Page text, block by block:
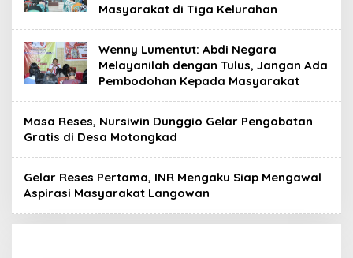
Masyarakat di Tiga Kelurahan
Wenny Lumentut: Abdi Negara
Melayanilah dengan Tulus, Jangan Ada
Pembodohan Kepada Masyarakat
Masa Reses, Nursiwin Dunggio Gelar Pengobatan
Gratis di Desa Motongkad
Gelar Reses Pertama, INR Mengaku Siap Mengawal
Aspirasi Masyarakat Langowan